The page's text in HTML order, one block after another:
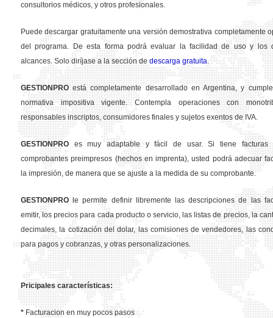
consultorios médicos, y otros profesionales.
Puede descargar gratuitamente una versión demostrativa completamente
del programa. De esta forma podrá evaluar la facilidad de uso y los
alcances. Solo diríjase a la sección de descarga gratuita.
GESTION PRO está completamente desarrollado en Argentina, y
normativa impositiva vigente. Contempla operaciones con
responsables inscriptos, consumidores finales y sujetos exentos de IVA.
GESTION PRO es muy adaptable y fácil de usar. Si tiene facturas
comprobantes preimpresos (hechos en imprenta), usted podrá adecuar
la impresión, de manera que se ajuste a la medida de su comprobante.
GESTION PRO le permite definir libremente las descripciones de las
emitir, los precios para cada producto o servicio, las listas de precios, la
decimales, la cotización del dolar, las comisiones de vendedores, las
para pagos y cobranzas, y otras personalizaciones.
Pricipales características:
* Facturacion en muy pocos pasos